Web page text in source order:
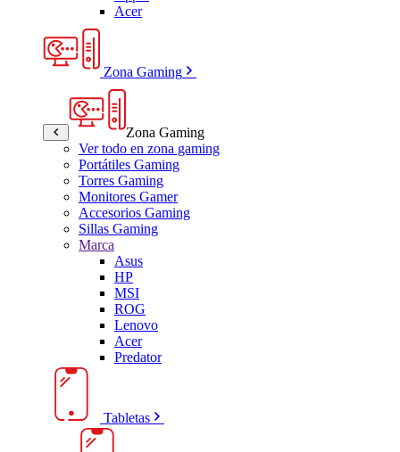
Acer
Zona Gaming
Zona Gaming
Ver todo en zona gaming
Portátiles Gaming
Torres Gaming
Monitores Gamer
Accesorios Gaming
Sillas Gaming
Marca
Asus
HP
MSI
ROG
Lenovo
Acer
Predator
Tabletas